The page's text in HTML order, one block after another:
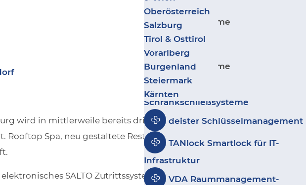
Wohnbau
Kultur, Sport & Freizeit
Geschäfte & Handel
Coworking & Coliving
Salto IDM -
Besuchermanagement
Sicherheitssysteme
Leitstand VISECCA
disecca
Ergänzende Produkte
Sicherheitssysteme
GANTNER
Schrankschließsysteme
deister Schlüsselmanagement
TANlock Smartlock für IT-
Infrastruktur
VDA Raummanagement-
Oberösterreich
Salzburg
Tirol & Osttirol
Vorarlberg
Burgenland
Steiermark
Kärnten
wird in mittlerweile bereits dritter
Spa, neu gestaltete Restaurants und
SALTO Zutrittssystem von